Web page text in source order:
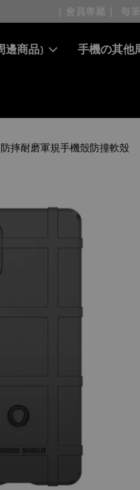
［ 會員專屬 ］ 每
邊商品) 手機の其他
摔耐磨軍規手機殼防撞軟殼